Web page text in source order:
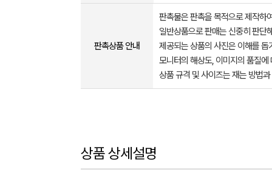
판촉상품 안내
판촉물은 판촉을 목적으로 제작하
일반상품으로 판매는 신중히 판단
제공되는 상품의 사진은 이해를
모니터의 해상도, 이미지의 품질
상품 규격 및 사이즈는 재는 방법
상품 상세설명